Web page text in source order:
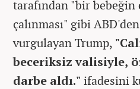
tarafından "bir
çalınması" gibi ABD'den
vurgulayan Trump,
beceriksiz valisiyle,
darbe aldı." ifadesini